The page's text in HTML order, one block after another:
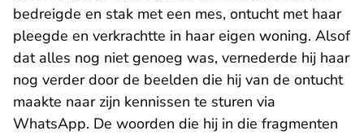
bedreigde en stak met een mes, ontucht met haar
pleegde en verkrachtte in haar eigen woning. Alsof
dat alles nog niet genoeg was, vernederde hij haar
nog verder door de beelden die hij van de ontucht
maakte naar zijn kennissen te sturen via
WhatsApp. De woorden die hij in die fragmenten